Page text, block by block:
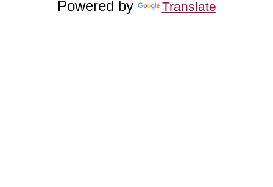
Powered by Translate